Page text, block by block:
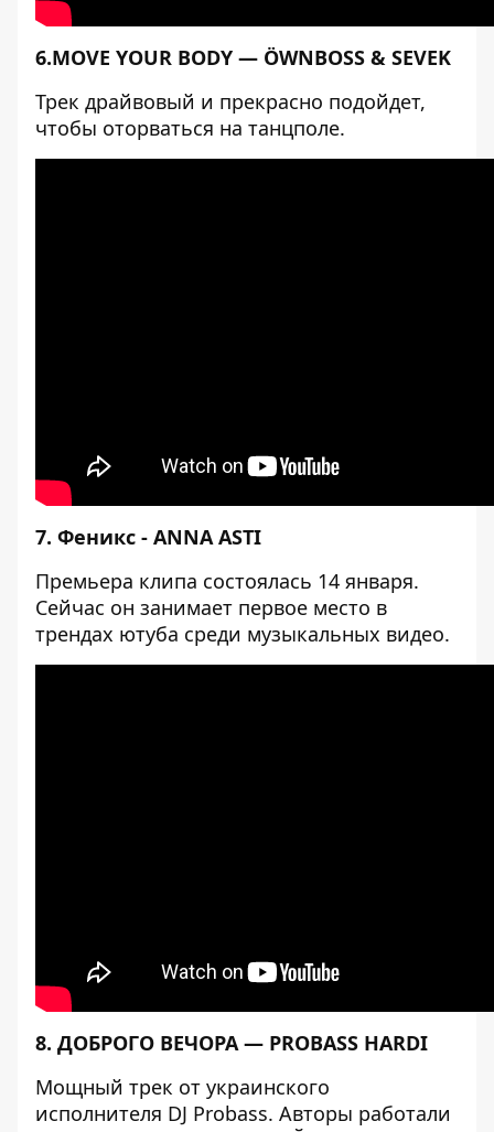
6.MOVE YOUR BODY — ÖWNBOSS & SEVEK
Трек драйвовый и прекрасно подойдет,
чтобы оторваться на танцполе.
7. Феникс - ANNA ASTI
Премьера клипа состоялась 14 января.
Сейчас он занимает первое место в
трендах ютуба среди музыкальных видео.
8. ДОБРОГО ВЕЧОРА — PROBASS HARDI
Мощный трек от украинского
исполнителя DJ Probass. Авторы работали